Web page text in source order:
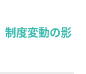
制度変動の影